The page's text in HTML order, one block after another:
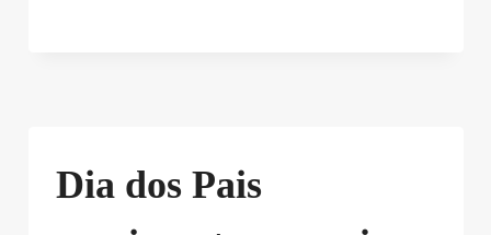
Dia dos Pais